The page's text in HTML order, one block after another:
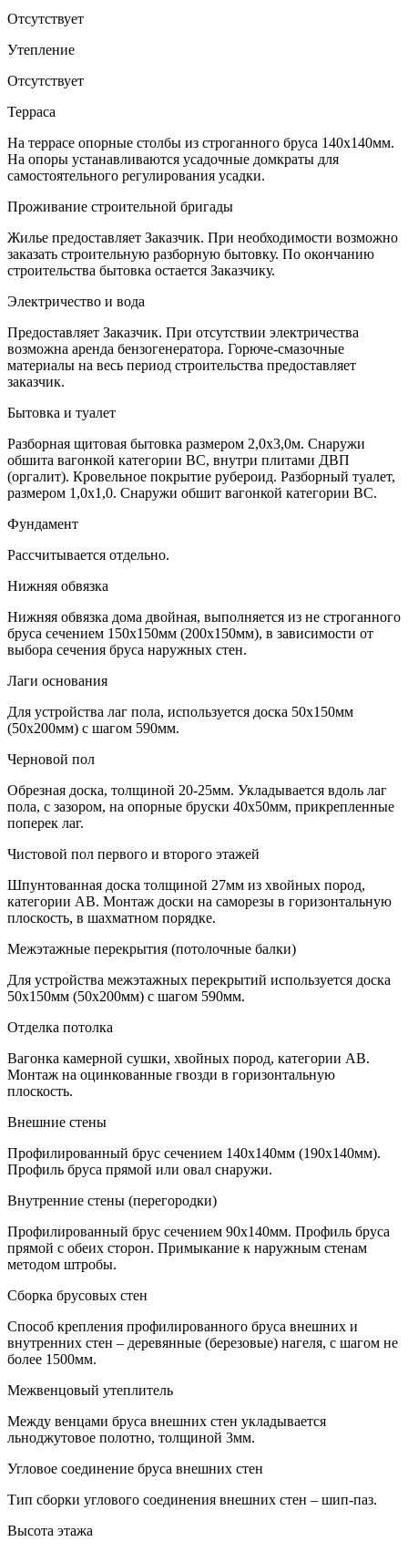
Отсутствует
Утепление
Отсутствует
Терраса
На террасе опорные столбы из строганного бруса 140х140мм.
На опоры устанавливаются усадочные домкраты для
самостоятельного регулирования усадки.
Проживание строительной бригады
Жилье предоставляет Заказчик. При необходимости возможно
заказать строительную разборную бытовку. По окончанию
строительства бытовка остается Заказчику.
Электричество и вода
Предоставляет Заказчик. При отсутствии электричества
возможна аренда бензогенератора. Горюче-смазочные
материалы на весь период строительства предоставляет
заказчик.
Бытовка и туалет
Разборная щитовая бытовка размером 2,0х3,0м. Снаружи
обшита вагонкой категории ВС, внутри плитами ДВП
(оргалит). Кровельное покрытие рубероид. Разборный туалет,
размером 1,0х1,0. Снаружи обшит вагонкой категории ВС.
Фундамент
Рассчитывается отдельно.
Нижняя обвязка
Нижняя обвязка дома двойная, выполняется из не строганного
бруса сечением 150х150мм (200х150мм), в зависимости от
выбора сечения бруса наружных стен.
Лаги основания
Для устройства лаг пола, используется доска 50х150мм
(50х200мм) с шагом 590мм.
Черновой пол
Обрезная доска, толщиной 20-25мм. Укладывается вдоль лаг
пола, с зазором, на опорные бруски 40х50мм, прикрепленные
поперек лаг.
Чистовой пол первого и второго этажей
Шпунтованная доска толщиной 27мм из хвойных пород,
категории АВ. Монтаж доски на саморезы в горизонтальную
плоскость, в шахматном порядке.
Межэтажные перекрытия (потолочные балки)
Для устройства межэтажных перекрытий используется доска
50х150мм (50х200мм) с шагом 590мм.
Отделка потолка
Вагонка камерной сушки, хвойных пород, категории АВ.
Монтаж на оцинкованные гвозди в горизонтальную
плоскость.
Внешние стены
Профилированный брус сечением 140х140мм (190х140мм).
Профиль бруса прямой или овал снаружи.
Внутренние стены (перегородки)
Профилированный брус сечением 90х140мм. Профиль бруса
прямой с обеих сторон. Примыкание к наружным стенам
методом штробы.
Сборка брусовых стен
Способ крепления профилированного бруса внешних и
внутренних стен – деревянные (березовые) нагеля, с шагом не
более 1500мм.
Межвенцовый утеплитель
Между венцами бруса внешних стен укладывается
льноджутовое полотно, толщиной 3мм.
Угловое соединение бруса внешних стен
Тип сборки углового соединения внешних стен – шип-паз.
Высота этажа